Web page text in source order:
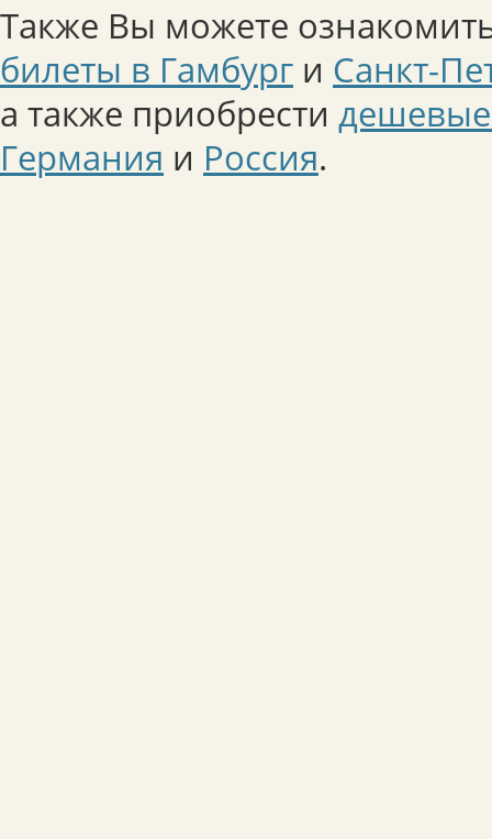
Также Вы можете
билеты в Гамбург и Санкт-
а также приобрести
Германия и Россия.